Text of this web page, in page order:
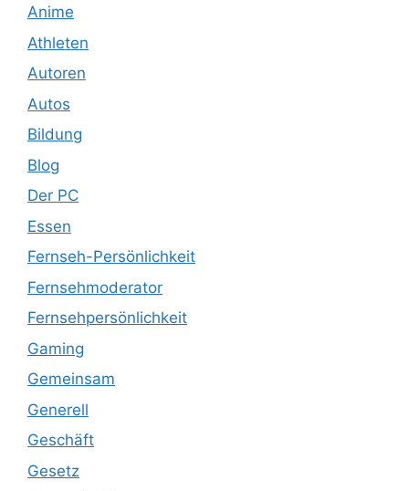
Anime
Athleten
Autoren
Autos
Bildung
Blog
Der PC
Essen
Fernseh-Persönlichkeit
Fernsehmoderator
Fernsehpersönlichkeit
Gaming
Gemeinsam
Generell
Geschäft
Gesetz